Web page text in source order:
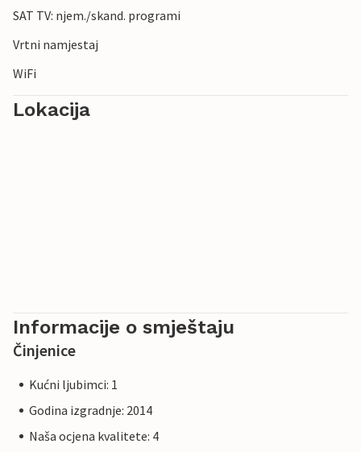
SAT TV: njem./skand. programi
Vrtni namjestaj
WiFi
Lokacija
Informacije o smještaju
Činjenice
Kućni ljubimci: 1
Godina izgradnje: 2014
Naša ocjena kvalitete: 4